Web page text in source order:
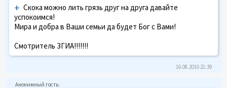
+ Скока можно лить грязь друг на друга давайте
успокоимся!
Мира и добра в Ваши семьи да будет Бог с Вами!
Смотритель ЗГИА!!!!!!!
16.08.2010 21:39